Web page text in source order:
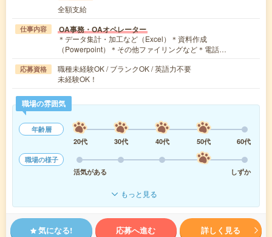
全額支給
仕事内容 OA事務・OAオペレーター
＊データ集計・加工など（Excel）＊資料作成
（Powerpoint）＊その他ファイリングなど＊電話…
応募資格
職種未経験OK / ブランクOK / 英語力不要
未経験OK！
職場の雰囲気
年齢層
20代
30代 40代 50代
60代
職場の様子
活気がある
しずか
もっと見る
気になる! 応募へ進む 詳しく見る